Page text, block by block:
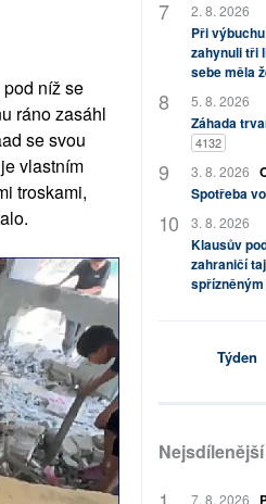
níž se
ráno zasáhl
se svou
vlastním
troskami,
2. 8. 2026
Při
zahynuli tři
sebe měla
5. 8. 2026
Záhada
4132
3. 8. 2026
Spotřeba
3. 8. 2026
Klausův
zahraničí
Týden
7. 8. 2026